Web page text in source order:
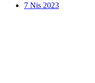
7 Nis 2023